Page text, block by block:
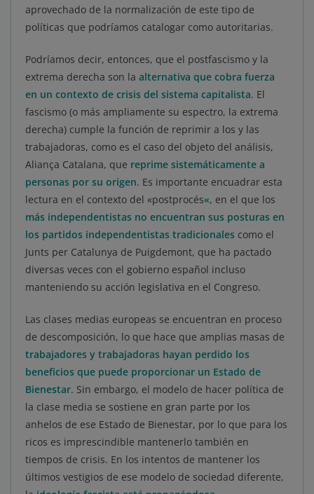
aprovechado de la normalización de este tipo de
políticas que podríamos catalogar como autoritarias.
Podríamos decir, entonces, que el postfascismo y la
extrema derecha son la alternativa que cobra fuerza
en un contexto de crisis del sistema capitalista. El
fascismo (o más ampliamente su espectro, la extrema
derecha) cumple la función de reprimir a los y las
trabajadoras, como es el caso del objeto del análisis,
Aliança Catalana, que reprime sistemáticamente a
personas por su origen. Es importante encuadrar esta
lectura en el contexto del «postprocés«, en el que los
más independentistas no encuentran sus posturas en
los partidos independentistas tradicionales como el
Junts per Catalunya de Puigdemont, que ha pactado
diversas veces con el gobierno español incluso
manteniendo su acción legislativa en el Congreso.
Las clases medias europeas se encuentran en proceso
de descomposición, lo que hace que amplias masas de
trabajadores y trabajadoras hayan perdido los
beneficios que puede proporcionar un Estado de
Bienestar. Sin embargo, el modelo de hacer política de
la clase media se sostiene en gran parte por los
anhelos de ese Estado de Bienestar, por lo que para los
ricos es imprescindible mantenerlo también en
tiempos de crisis. En los intentos de mantener los
últimos vestigios de ese modelo de sociedad diferente,